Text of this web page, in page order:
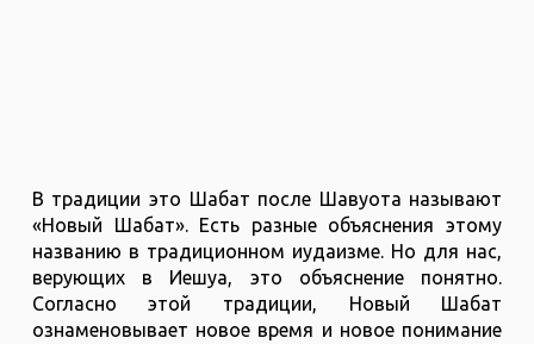
В традиции это Шабат после Шавуота называют
«Новый Шабат». Есть разные объяснения этому
названию в традиционном иудаизме. Но для нас,
верующих в Иешуа, это объяснение понятно.
Согласно этой традиции, Новый Шабат
ознаменовывает новое время и новое понимание